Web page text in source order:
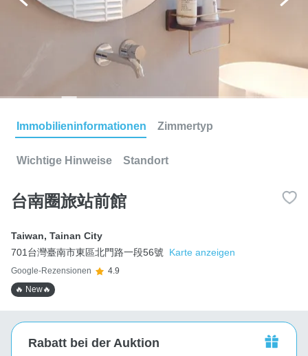
Immobilieninformationen Zimmertyp
Wichtige Hinweise Standort
台南圈旅站前館
Taiwan, Tainan City
701台灣臺南市東區北門路一段56號
Karte anzeigen
Google-Rezensionen
4.9
🔥 New🔥
Rabatt bei der Auktion